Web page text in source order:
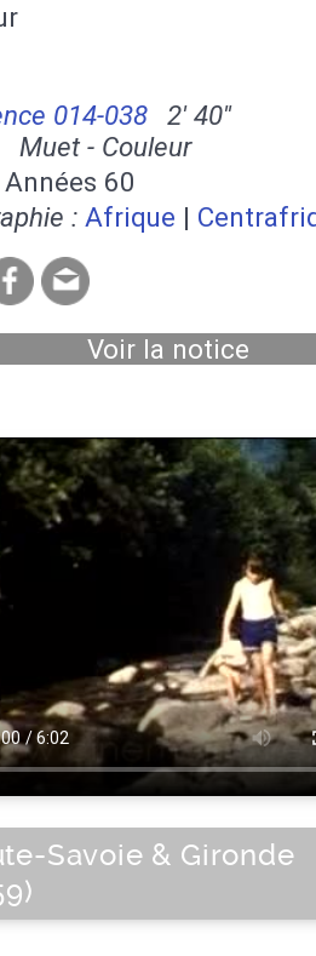
014-038
2' 40''
Muet - Couleur
Années 60
: Afrique |
Voir la notice
Savoie & Gironde